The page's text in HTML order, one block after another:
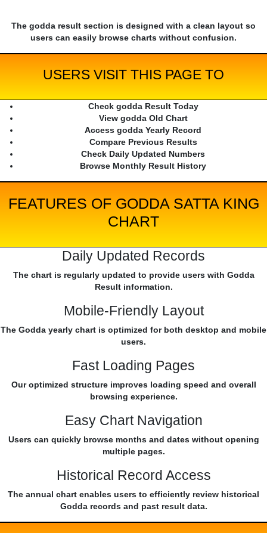
The godda result section is designed with a clean layout so
users can easily browse charts without confusion.
USERS VISIT THIS PAGE TO
Check godda Result Today
View godda Old Chart
Access godda Yearly Record
Compare Previous Results
Check Daily Updated Numbers
Browse Monthly Result History
FEATURES OF GODDA SATTA KING
CHART
Daily Updated Records
The chart is regularly updated to provide users with Godda
Result information.
Mobile-Friendly Layout
The Godda yearly chart is optimized for both desktop and mobile
users.
Fast Loading Pages
Our optimized structure improves loading speed and overall
browsing experience.
Easy Chart Navigation
Users can quickly browse months and dates without opening
multiple pages.
Historical Record Access
The annual chart enables users to efficiently review historical
Godda records and past result data.